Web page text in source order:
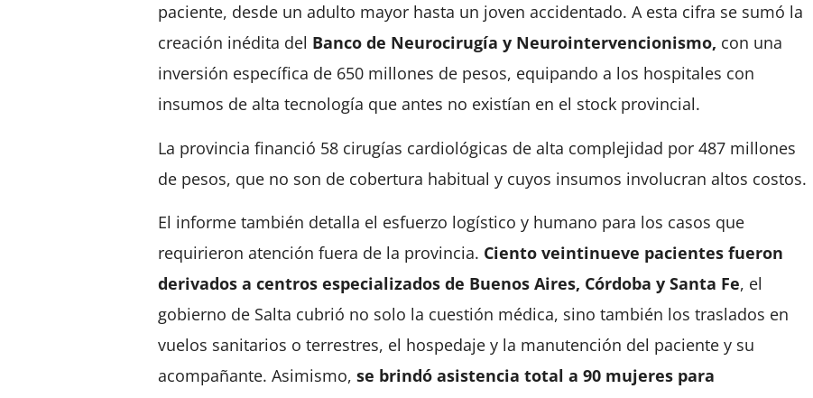
paciente, desde un adulto mayor hasta un joven accidentado. A esta cifra se sumó la
creación inédita del Banco de Neurocirugía y Neurointervencionismo, con una
inversión específica de 650 millones de pesos, equipando a los hospitales con
insumos de alta tecnología que antes no existían en el stock provincial.
La provincia financió 58 cirugías cardiológicas de alta complejidad por 487 millones
de pesos, que no son de cobertura habitual y cuyos insumos involucran altos costos.
El informe también detalla el esfuerzo logístico y humano para los casos que
requirieron atención fuera de la provincia. Ciento veintinueve pacientes fueron
derivados a centros especializados de Buenos Aires, Córdoba y Santa Fe, el
gobierno de Salta cubrió no solo la cuestión médica, sino también los traslados en
vuelos sanitarios o terrestres, el hospedaje y la manutención del paciente y su
acompañante. Asimismo, se brindó asistencia total a 90 mujeres para